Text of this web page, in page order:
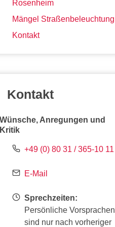
Rosenheim
Mängel Straßenbeleuchtung
Kontakt
Kontakt
Wünsche, Anregungen und
Kritik
+49 (0) 80 31 / 365-10 11
E-Mail
Sprechzeiten:
Persönliche Vorsprachen
sind nur nach vorheriger